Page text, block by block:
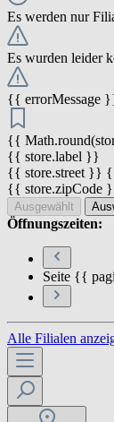
Es werden nur
Es wurden leider
{{ errorMessage
{{
{{ store.label }}
{{ store.street }}
{{ store.zipCode
Ausgewählt
Öffnungszeiten:
Seite {{
Alle Filialen